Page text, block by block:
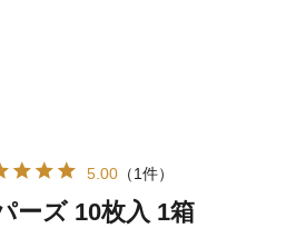
5.00 （1件）
ーズ 10枚入 1箱